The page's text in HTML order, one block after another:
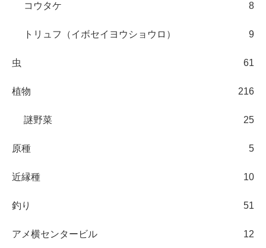
コウタケ 8
トリュフ（イボセイヨウショウロ） 9
虫 61
植物 216
謎野菜 25
原種 5
近縁種 10
釣り 51
アメ横センタービル 12